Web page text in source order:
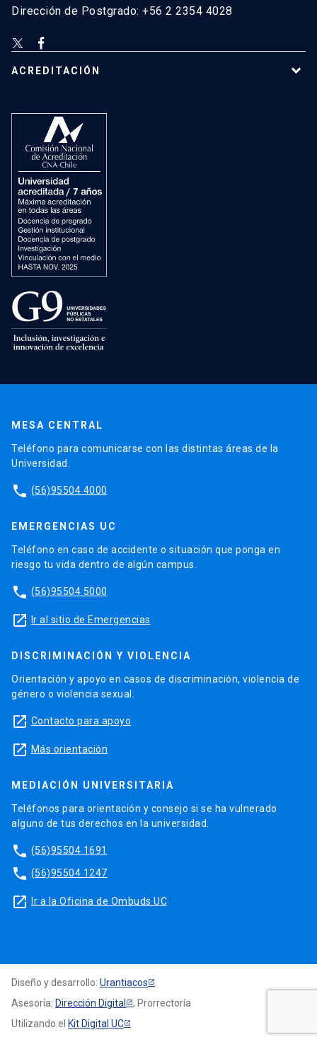
Dirección de Postgrado: +56 2 2354 4028
ACREDITACIÓN
MESA CENTRAL
Teléfono para comunicarse con las distintas áreas de la
Universidad.
phone (56)95504 4000
EMERGENCIAS UC
Teléfono en caso de accidente o situación que ponga en
riesgo tu vida dentro de algún campus.
phone (56)95504 5000
launch Ir al sitio de Emergencias
DISCRIMINACIÓN Y VIOLENCIA
Orientación y apoyo en casos de discriminación, violencia de
género o violencia sexual.
launch Contacto para apoyo
launch Más orientación
MEDIACIÓN UNIVERSITARIA
Teléfonos para orientación y consejo si se ha vulnerado
alguno de tus derechos en la universidad.
phone (56)95504 1691
phone (56)95504 1247
launch Ir a la Oficina de Ombuds UC
Diseño y desarrollo: Urantiacos
Asesoría: Dirección Digital
, Prorrectoría
Utilizando el Kit Digital UC